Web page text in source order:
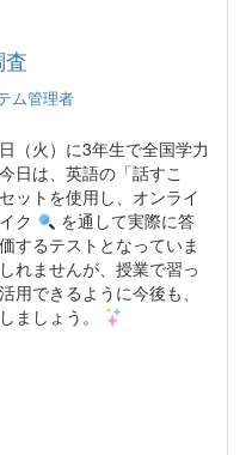
ム管理者
（火）に3年生で全国学力
日は、英語の「話すこ
ットを使用し、オンライ
ク
を通して実際に答
するテストとなっていま
れませんが、授業で習っ
用できるように今後も、
ましょう。